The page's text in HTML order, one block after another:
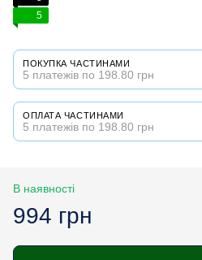
5
ПОКУПКА ЧАСТИНАМИ
5 платежів по 198.80 грн
ОПЛАТА ЧАСТИНАМИ
5 платежів по 198.80 грн
В наявності
994 грн